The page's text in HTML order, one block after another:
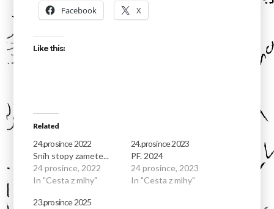
Facebook X
Like this:
Related
24.prosince 2022
Sníh stopy zamete...
24 prosince, 2022
In "Cesta z mlhy"
24.prosince 2023
PF. 2024
24 prosince, 2023
In "Cesta z mlhy"
23.prosince 2025